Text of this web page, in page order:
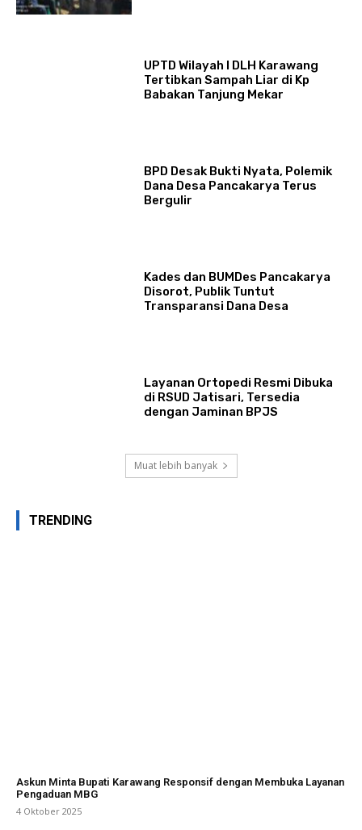
UPTD Wilayah I DLH Karawang
Tertibkan Sampah Liar di Kp
Babakan Tanjung Mekar
BPD Desak Bukti Nyata, Polemik
Dana Desa Pancakarya Terus
Bergulir
Kades dan BUMDes Pancakarya
Disorot, Publik Tuntut
Transparansi Dana Desa
Layanan Ortopedi Resmi Dibuka
di RSUD Jatisari, Tersedia
dengan Jaminan BPJS
Muat lebih banyak
TRENDING
Askun Minta Bupati Karawang Responsif dengan Membuka Layanan
Pengaduan MBG
4 Oktober 2025